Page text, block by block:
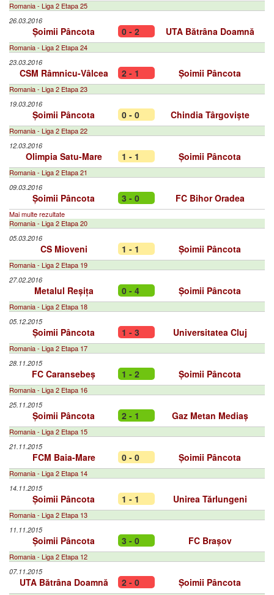
Romania - Liga 2 Etapa 25
26.03.2016
Șoimii Pâncota 0 - 2 UTA Bătrâna Doamnă
Romania - Liga 2 Etapa 24
23.03.2016
CSM Râmnicu-Vâlcea 2 - 1 Șoimii Pâncota
Romania - Liga 2 Etapa 23
19.03.2016
Șoimii Pâncota 0 - 0 Chindia Târgoviște
Romania - Liga 2 Etapa 22
12.03.2016
Olimpia Satu-Mare 1 - 1 Șoimii Pâncota
Romania - Liga 2 Etapa 21
09.03.2016
Șoimii Pâncota 3 - 0 FC Bihor Oradea
Mai multe rezultate
Romania - Liga 2 Etapa 20
05.03.2016
CS Mioveni 1 - 1 Șoimii Pâncota
Romania - Liga 2 Etapa 19
27.02.2016
Metalul Reșița 0 - 4 Șoimii Pâncota
Romania - Liga 2 Etapa 18
05.12.2015
Șoimii Pâncota 1 - 3 Universitatea Cluj
Romania - Liga 2 Etapa 17
28.11.2015
FC Caransebeș 1 - 2 Șoimii Pâncota
Romania - Liga 2 Etapa 16
25.11.2015
Șoimii Pâncota 2 - 1 Gaz Metan Mediaș
Romania - Liga 2 Etapa 15
21.11.2015
FCM Baia-Mare 0 - 0 Șoimii Pâncota
Romania - Liga 2 Etapa 14
14.11.2015
Șoimii Pâncota 1 - 1 Unirea Tărlungeni
Romania - Liga 2 Etapa 13
11.11.2015
Șoimii Pâncota 3 - 0 FC Brașov
Romania - Liga 2 Etapa 12
07.11.2015
UTA Bătrâna Doamnă 2 - 0 Șoimii Pâncota